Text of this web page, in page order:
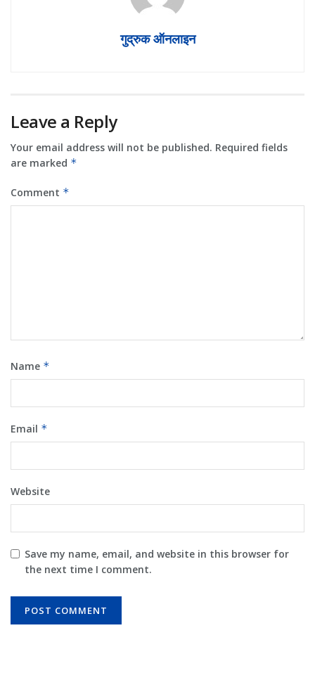
गुद्रुक ऑनलाइन
Leave a Reply
Your email address will not be published. Required fields
are marked *
Comment *
Name *
Email *
Website
Save my name, email, and website in this browser for
the next time I comment.